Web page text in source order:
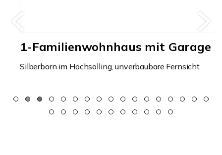
1-Familienwohnhaus mit Garage
Silberborn im Hochsolling, unverbaubare Fernsicht